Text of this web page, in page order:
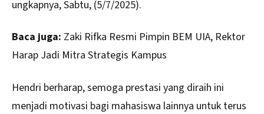
ungkapnya, Sabtu, (5/7/2025).
Baca juga: Zaki Rifka Resmi Pimpin BEM UIA, Rektor
Harap Jadi Mitra Strategis Kampus
Hendri berharap, semoga prestasi yang diraih ini
menjadi motivasi bagi mahasiswa lainnya untuk terus